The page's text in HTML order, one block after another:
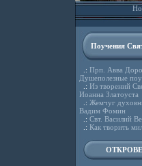
Поучения
.: Прп. Авва
Душеполезные
.: Из творений
Иоанна Златоуста
.: Жемчуг
Вадим Фомин
.: Свт. Василий
.: Как творить